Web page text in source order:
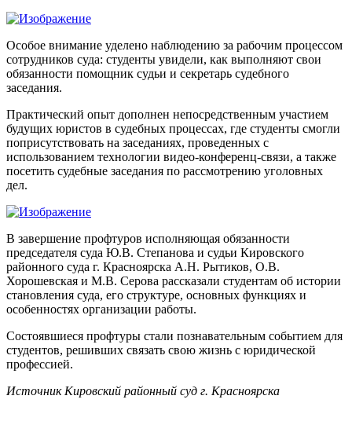
Особое внимание уделено наблюдению за рабочим процессом
сотрудников суда: студенты увидели, как выполняют свои
обязанности помощник судьи и секретарь судебного
заседания.
Практический опыт дополнен непосредственным участием
будущих юристов в судебных процессах, где студенты смогли
поприсутствовать на заседаниях, проведенных с
использованием технологии видео-конференц‑связи, а также
посетить судебные заседания по рассмотрению уголовных
дел.
В завершение профтуров исполняющая обязанности
председателя суда Ю.В. Степанова и судьи Кировского
районного суда г. Красноярска А.Н. Рытиков, О.В.
Хорошевская и М.В. Серова рассказали студентам об истории
становления суда, его структуре, основных функциях и
особенностях организации работы.
Состоявшиеся профтуры стали познавательным событием для
студентов, решивших связать свою жизнь с юридической
профессией.
Источник Кировский районный суд г. Красноярска